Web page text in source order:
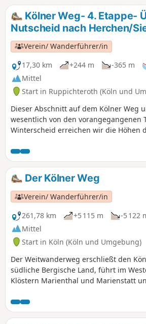
Kölner Weg- 4. Etappe-
Nutscheid nach Herchen/
Verein/ Wanderführer/in
17,30 km
+244 m -365 m
Mittel
Start in Ruppichteroth (Köln und
Dieser Abschnitt auf dem Kölner Weg
wesentlich von den vorangegangenen
Winterscheid erreichen wir die Höhen
Wir gehen auf breiten Waldwegen und
herrliche Ausblicke auf die Berge
den Westerwald und das
Altenherfen senkt sich der Kölner Weg
hinter Rieferath nochmals stramm
Unsere abwechslungsreiche
einem Luftkurort an einer der
Der Kölner Weg
Verein/ Wanderführer/in
261,78 km
+5 115 m -5 122
Mittel
Start in Köln (Köln und Umgebung)
Der Weitwanderweg erschließt den
südliche Bergische Land, führt im
Klöstern Marienthal und Marienstatt
Westerwaldes. Wir erwandern
Westerwald und erreichen mit 567